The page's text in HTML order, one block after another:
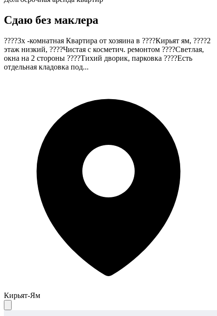
Сдаю без маклера
????3х -комнатная Квартира от хозяина в ????Кирьят ям, ????2
этаж низкий, ????Чистая с косметич. ремонтом ????Светлая,
окна на 2 стороны ????Тихий дворик, парковка ????Есть
отдельная кладовка под...
Кирьят-Ям